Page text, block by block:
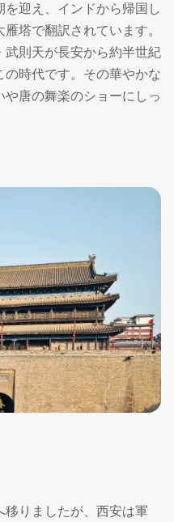
迎え、インドから帰国し
塔で翻訳されています。
則天が長安から約半世紀
時代です。その華やかな
唐の舞楽のショーにしっ
りましたが、西安は軍